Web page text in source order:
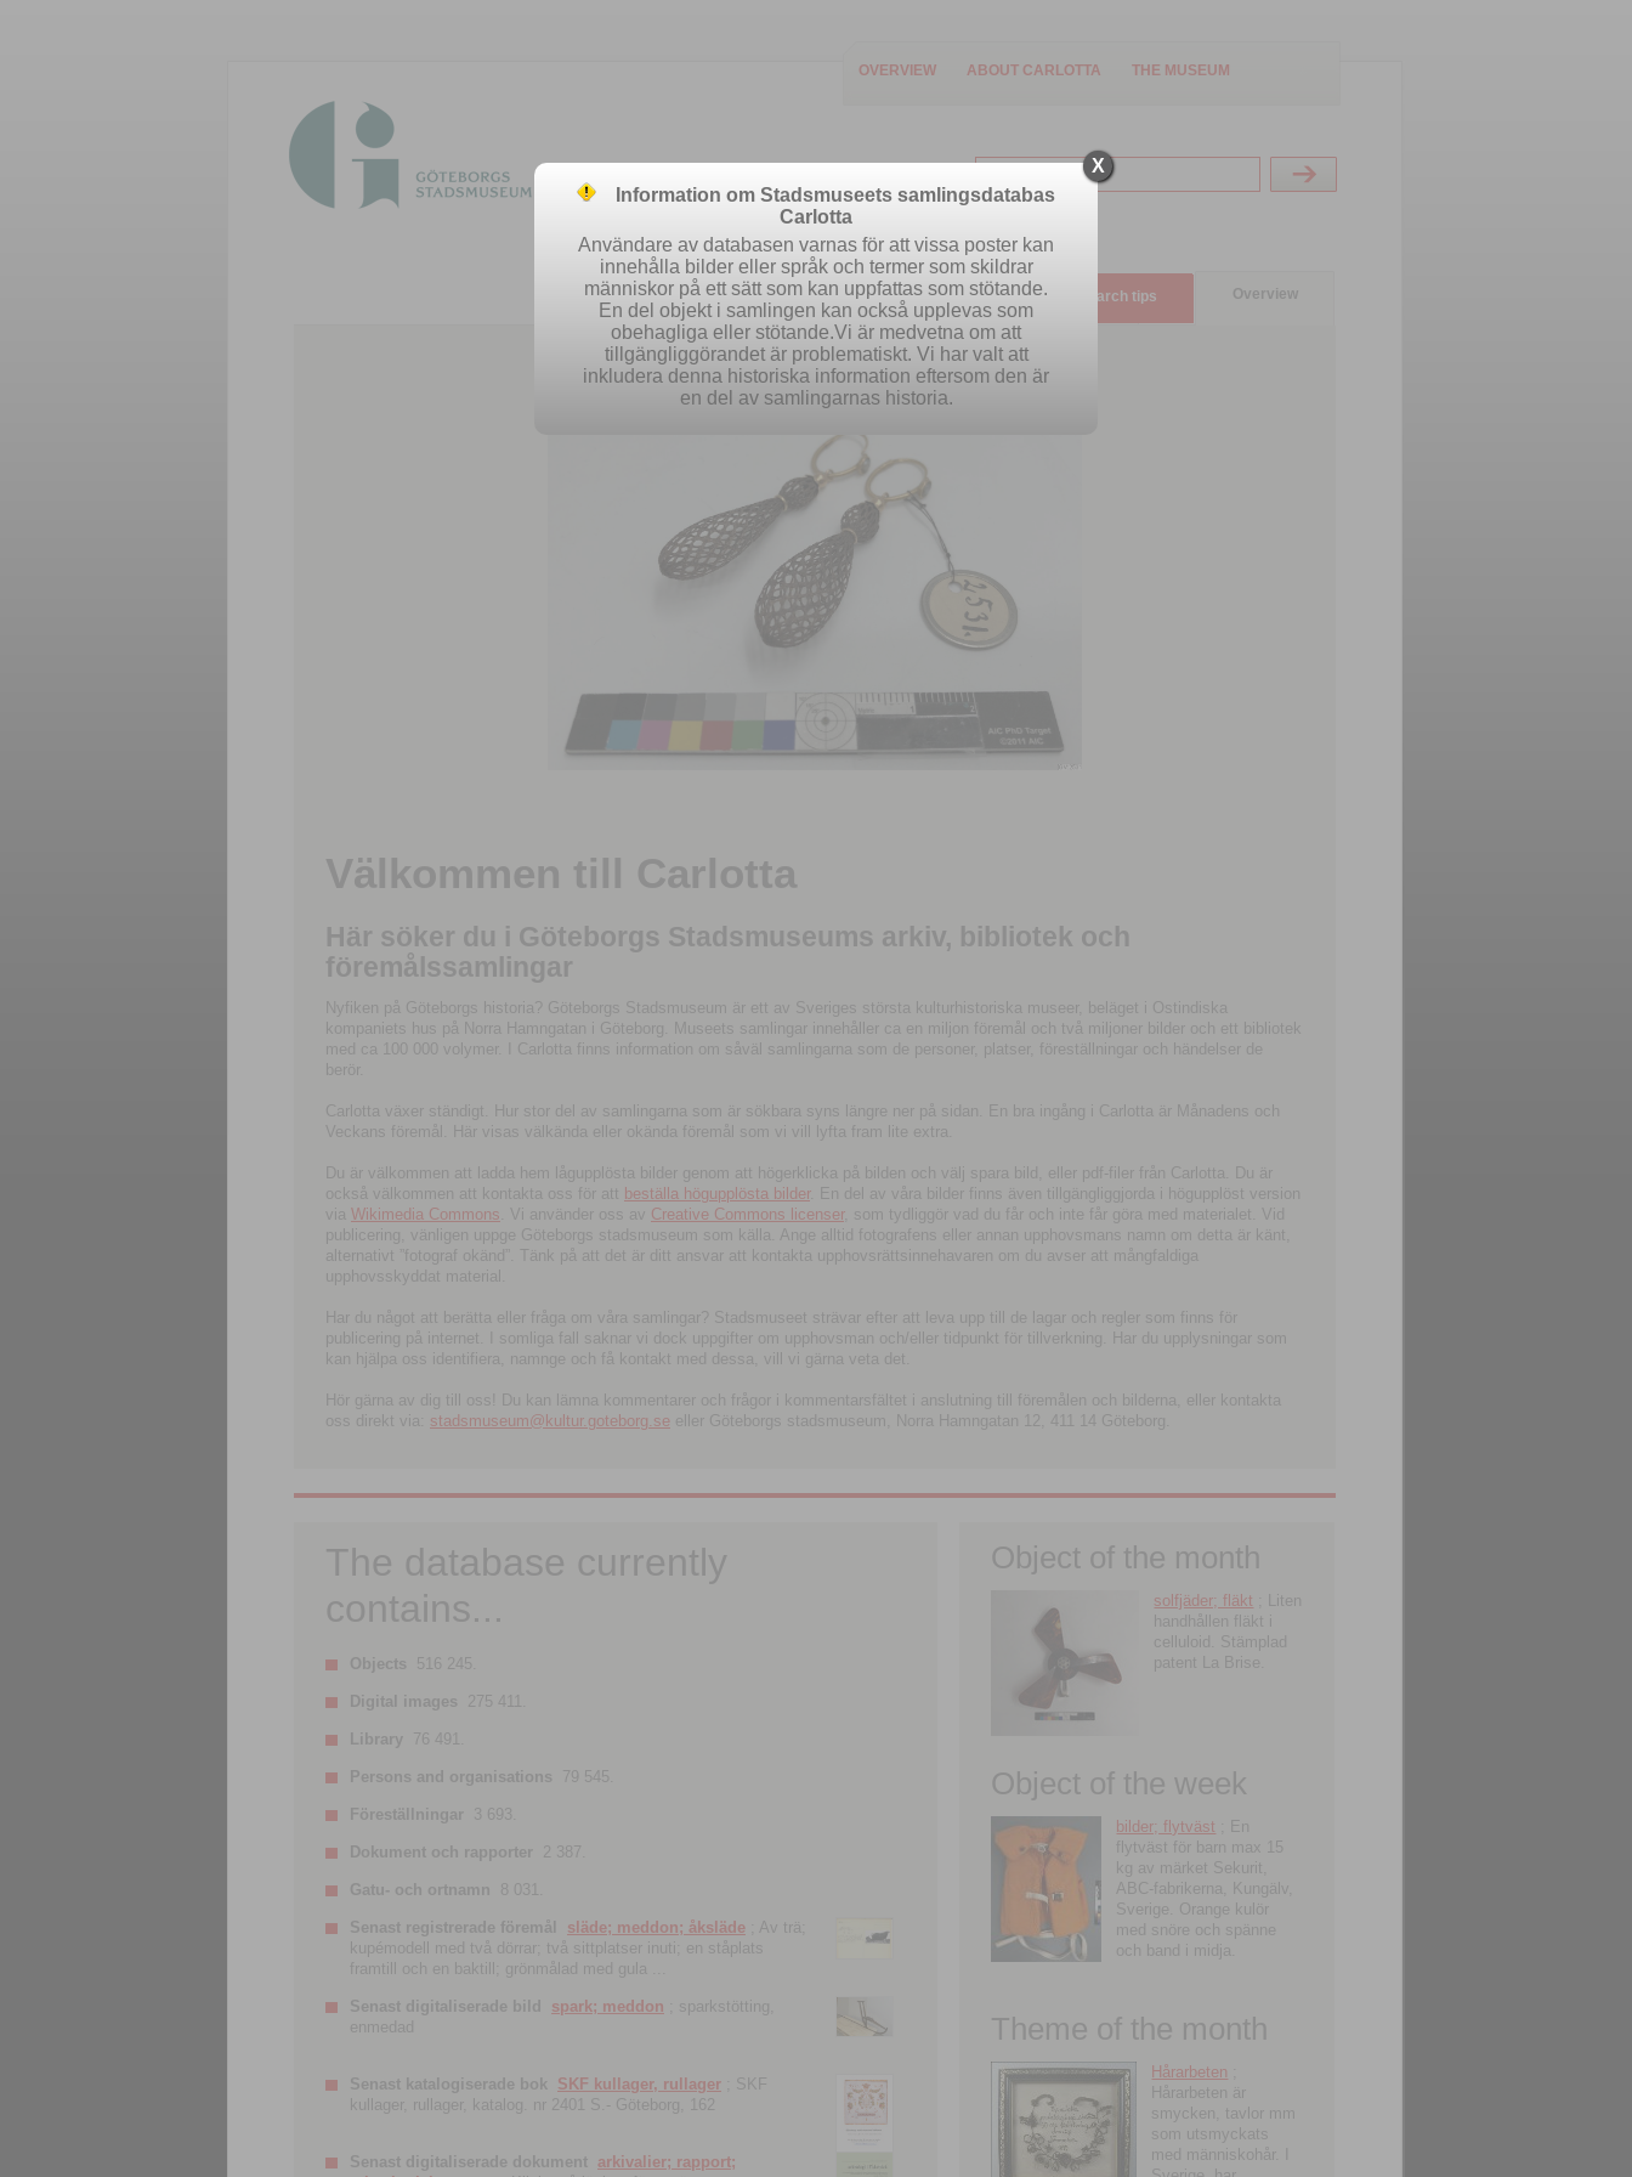
OVERVIEW ABOUT CARLOTTA THE MUSEUM
Easy search Advanced search Search tips Overview
Välkommen till Carlotta
Här söker du i Göteborgs Stadsmuseums arkiv, bibliotek och
föremålssamlingar
Nyfiken på Göteborgs historia? Göteborgs Stadsmuseum är ett av Sveriges största kulturhistoriska museer, beläget i Ostindiska
kompaniets hus på Norra Hamngatan i Göteborg. Museets samlingar innehåller ca en miljon föremål och två miljoner bilder och ett bibliotek
med ca 100 000 volymer. I Carlotta finns information om såväl samlingarna som de personer, platser, föreställningar och händelser de
berör.
Carlotta växer ständigt. Hur stor del av samlingarna som är sökbara syns längre ner på sidan. En bra ingång i Carlotta är Månadens och
Veckans föremål. Här visas välkända eller okända föremål som vi vill lyfta fram lite extra.
Du är välkommen att ladda hem lågupplösta bilder genom att högerklicka på bilden och välj spara bild, eller pdf-filer från Carlotta. Du är
också välkommen att kontakta oss för att beställa högupplösta bilder. En del av våra bilder finns även tillgängliggjorda i högupplöst version
via Wikimedia Commons . Vi använder oss av Creative Commons licenser, som tydliggör vad du får och inte får göra med materialet. Vid
publicering, vänligen uppge Göteborgs stadsmuseum som källa. Ange alltid fotografens eller annan upphovsmans namn om detta är känt,
alternativt ”fotograf okänd”. Tänk på att det är ditt ansvar att kontakta upphovsrättsinnehavaren om du avser att mångfaldiga
upphovsskyddat material.
Har du något att berätta eller fråga om våra samlingar? Stadsmuseet strävar efter att leva upp till de lagar och regler som finns för
publicering på internet. I somliga fall saknar vi dock uppgifter om upphovsman och/eller tidpunkt för tillverkning. Har du upplysningar som
kan hjälpa oss identifiera, namnge och få kontakt med dessa, vill vi gärna veta det.
Hör gärna av dig till oss! Du kan lämna kommentarer och frågor i kommentarsfältet i anslutning till föremålen och bilderna, eller kontakta
oss direkt via: stadsmuseum@kultur.goteborg.se eller Göteborgs stadsmuseum, Norra Hamngatan 12, 411 14 Göteborg.
The database currently
contains...
Objects 516 245.
Digital images 275 411.
Library 76 491.
Persons and organisations 79 545.
Föreställningar 3 693.
Dokument och rapporter 2 387.
Gatu- och ortnamn 8 031.
Senast registrerade föremål släde; meddon; åksläde ; Av trä;
kupémodell med två dörrar; två sittplatser inuti; en ståplats
framtill och en baktill; grönmålad med gula ...
Senast digitaliserade bild spark; meddon ; sparkstötting,
enmedad
Senast katalogiserade bok SKF kullager, rullager ; SKF
kullager, rullager, katalog. nr 2401 S.- Göteborg, 162
Senast digitaliserade dokument arkivalier; rapport;
Object of the month
solfjäder; fläkt ; Liten
handhållen fläkt i
celluloid. Stämplad
patent La Brise.
Object of the week
bilder; flytväst ; En
flytväst för barn max 15
kg av märket Sekurit,
ABC-fabrikerna, Kungälv,
Sverige. Orange kulör
med snöre och spänne
och band i midja.
Theme of the month
Hårarbeten
Hårarbeten är
smycken, tavlor mm
som utsmyckats
med människohår. I
X
Information om Stadsmuseets samlingsdatabas
Carlotta
Användare av databasen varnas för att vissa poster kan
innehålla bilder eller språk och termer som skildrar
människor på ett sätt som kan uppfattas som stötande.
En del objekt i samlingen kan också upplevas som
obehagliga eller stötande.Vi är medvetna om att
tillgängliggörandet är problematiskt. Vi har valt att
inkludera denna historiska information eftersom den är
en del av samlingarnas historia.